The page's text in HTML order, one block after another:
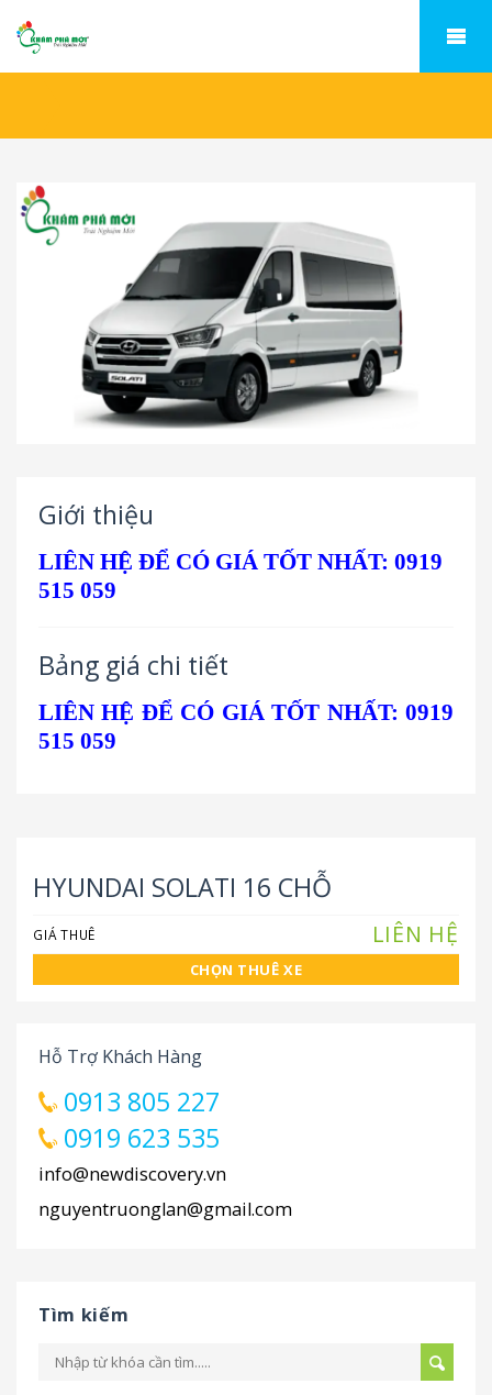
Giới thiệu
LIÊN HỆ ĐỂ CÓ GIÁ TỐT NHẤT: 0919
515 059
Bảng giá chi tiết
LIÊN HỆ ĐỂ CÓ GIÁ TỐT NHẤT: 0919
515 059
HYUNDAI SOLATI 16 CHỖ
GIÁ THUÊ LIÊN HỆ
CHỌN THUÊ XE
Hỗ Trợ Khách Hàng
0913 805 227
0919 623 535
info@newdiscovery.vn
nguyentruonglan@gmail.com
Tìm kiếm